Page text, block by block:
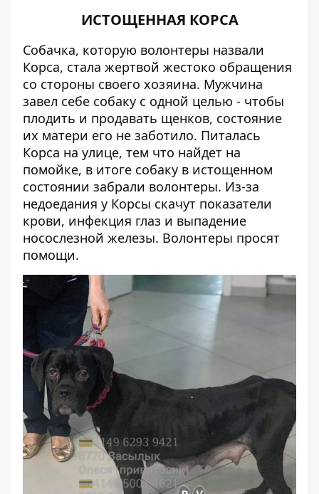
ИСТОЩЕННАЯ КОРСА
Собачка, которую волонтеры назвали
Корса, стала жертвой жестоко обращения
со стороны своего хозяина. Мужчина
завел себе собаку с одной целью - чтобы
плодить и продавать щенков, состояние
их матери его не заботило. Питалась
Корса на улице, тем что найдет на
помойке, в итоге собаку в истощенном
состоянии забрали волонтеры. Из-за
недоедания у Корсы скачут показатели
крови, инфекция глаз и выпадение
носослезной железы. Волонтеры просят
помощи.